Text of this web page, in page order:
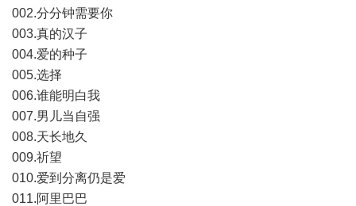
002.分分钟需要你
003.真的汉子
004.爱的种子
005.选择
006.谁能明白我
007.男儿当自强
008.天长地久
009.祈望
010.爱到分离仍是爱
011.阿里巴巴